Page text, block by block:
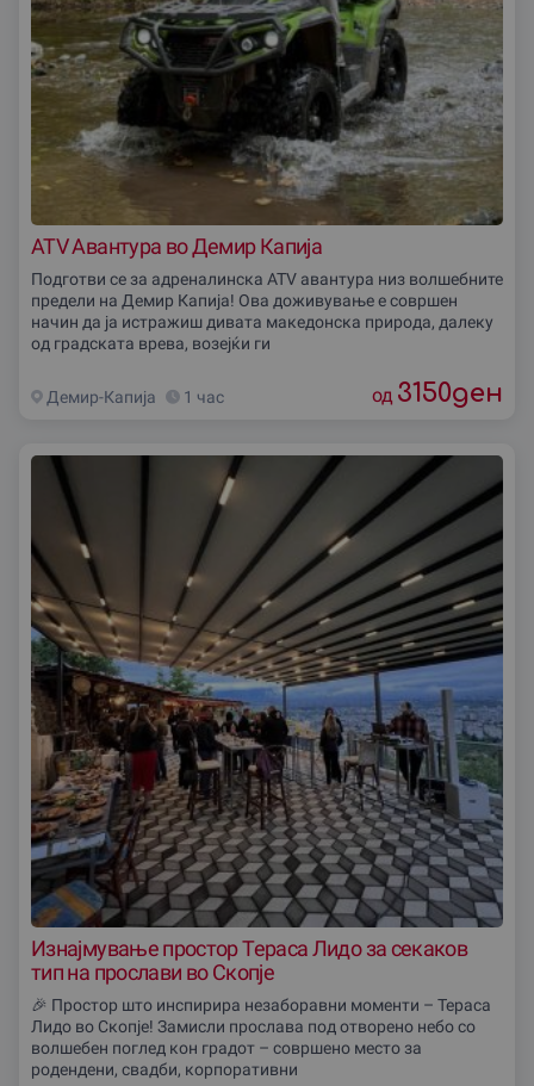
ATV Авантура во Демир Капија
Подготви се за адреналинска ATV авантура низ волшебните
предели на Демир Капија! Ова доживување е совршен
начин да ја истражиш дивата македонска природа, далеку
од градската врева, возејќи ги
Демир-Капиjа 1 час од 3150ден
Изнајмување простор Тераса Лидо за секаков
тип на прослави во Скопје
🎉 Простор што инспирира незаборавни моменти – Тераса
Лидо во Скопје! Замисли прослава под отворено небо со
волшебен поглед кон градот – совршено место за
родендени, свадби, корпоративни